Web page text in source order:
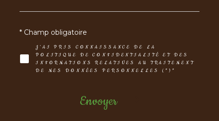
J'AI PRIS CONNAISSANCE DE LA
POLITIQUE DE CONFIDENTIALITÉ ET DES
INFORMATIONS RELATIVES AU TRAITEMENT
DE MES DONNÉES PERSONNELLES (*)*
* Champ obligatoire
Envoyer